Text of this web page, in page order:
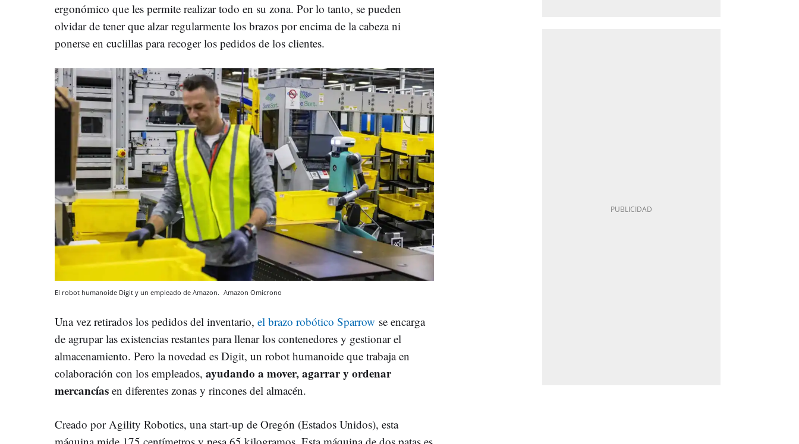
ergonómico que les permite realizar todo en su zona. Por lo tanto, se pueden
olvidar de tener que alzar regularmente los brazos por encima de la cabeza ni
ponerse en cuclillas para recoger los pedidos de los clientes.
El robot humanoide Digit y un empleado de Amazon. Amazon Omicrono
Una vez retirados los pedidos del inventario, el brazo robótico Sparrow se encarga
de agrupar las existencias restantes para llenar los contenedores y gestionar el
almacenamiento. Pero la novedad es Digit, un robot humanoide que trabaja en
colaboración con los empleados, ayudando a mover, agarrar y ordenar
mercancías en diferentes zonas y rincones del almacén.
Creado por Agility Robotics, una start-up de Oregón (Estados Unidos), esta